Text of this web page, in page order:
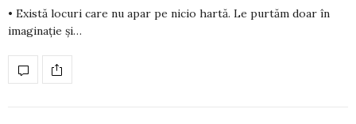
• Există locuri care nu apar pe nicio hartă. Le purtăm doar în
ima­ginație și…